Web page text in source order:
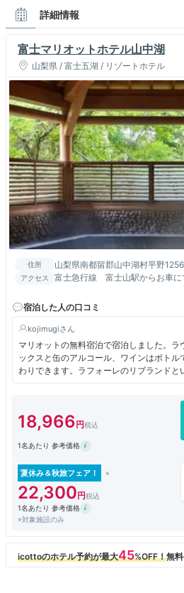
詳細情報
富士マリオットホテル山中湖
山梨県 / 富士五湖 / リゾートホテル
住所 山梨県南都留郡山中湖村平野
アクセス 富士急行線 富士山駅からお車に
宿泊した人の口コミ
kojimugi
マリオットの無料宿泊で宿泊しました。
ックスと缶のアルコール、ワインはボト
わりできます。ラフォーレのリブランドと
と似ています。
18,966
1名あたり 参考価格
夏休み＆秋旅フェア！
22,300
1名あたり 参考価格
※対象施設のみ